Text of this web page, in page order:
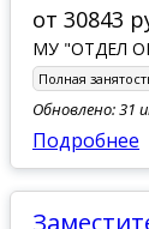
от 30843
МУ "ОТДЕЛ
Полная
Обновлено: 31
Подробнее